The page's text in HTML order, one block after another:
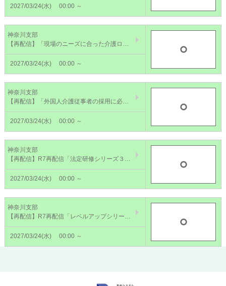
2027/03/24(水) 00:00 ～
神奈川支部
【再配信】「現場のニーズに合った介護ロボットの見つけ方」動画配信【2026/7/1～2027/3/24】
2027/03/24(水) 00:00 ～
神奈川支部
【再配信】「外国人介護従事者の採用に必要なステップとは？」動画配信【2026/7/1～2027/3/24】
2027/03/24(水) 00:00 ～
神奈川支部
【再配信】R7再配信「法定研修シリーズ３テーマセット」動画配信【2026/7/1～2027/3/24】
2027/03/24(水) 00:00 ～
神奈川支部
【再配信】R7再配信「レベルアップシリーズ4テーマセット」動画配信【2026/7/1～2027/3/24】
2027/03/24(水) 00:00 ～